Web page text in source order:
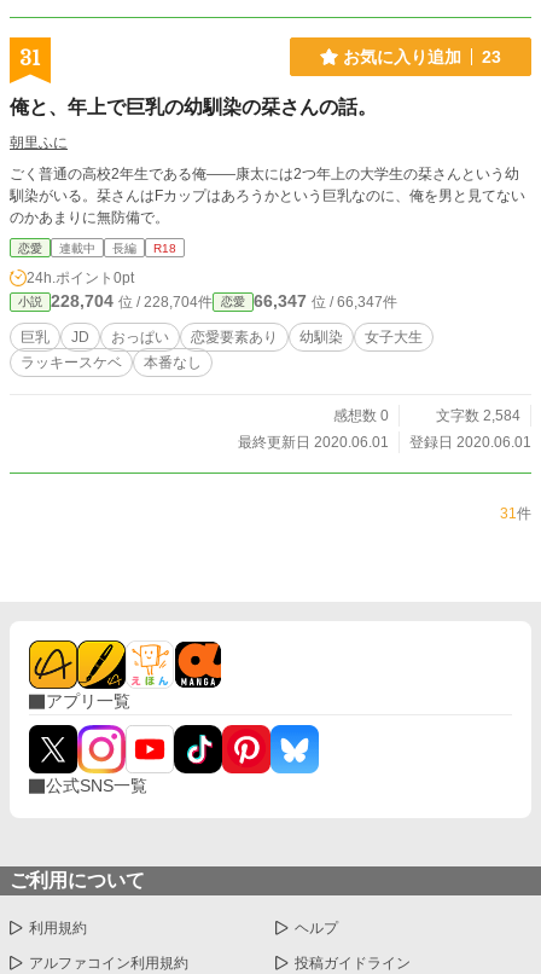
31 お気に入り追加 23
俺と、年上で巨乳の幼馴染の栞さんの話。
朝里ふに
ごく普通の高校2年生である俺――康太には2つ年上の大学生の栞さんという幼
馴染がいる。栞さんはFカップはあろうかという巨乳なのに、俺を男と見てない
のかあまりに無防備で。
恋愛 連載中 長編 R18
24h.ポイント 0pt
小説 228,704 位 / 228,704件 恋愛 66,347 位 / 66,347件
巨乳 JD おっぱい 恋愛要素あり 幼馴染
女子大生
ラッキースケベ
本番なし
感想数 0
文字数 2,584
最終更新日 2020.06.01
登録日 2020.06.01
31件
アプリ一覧
公式SNS一覧
ご利用について
利用規約 ヘルプ
アルファコイン利用規約 投稿ガイドライン